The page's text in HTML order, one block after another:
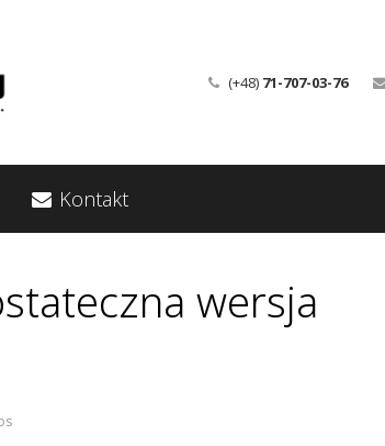
(+48) 71-707-03-76
Kontakt
wersja